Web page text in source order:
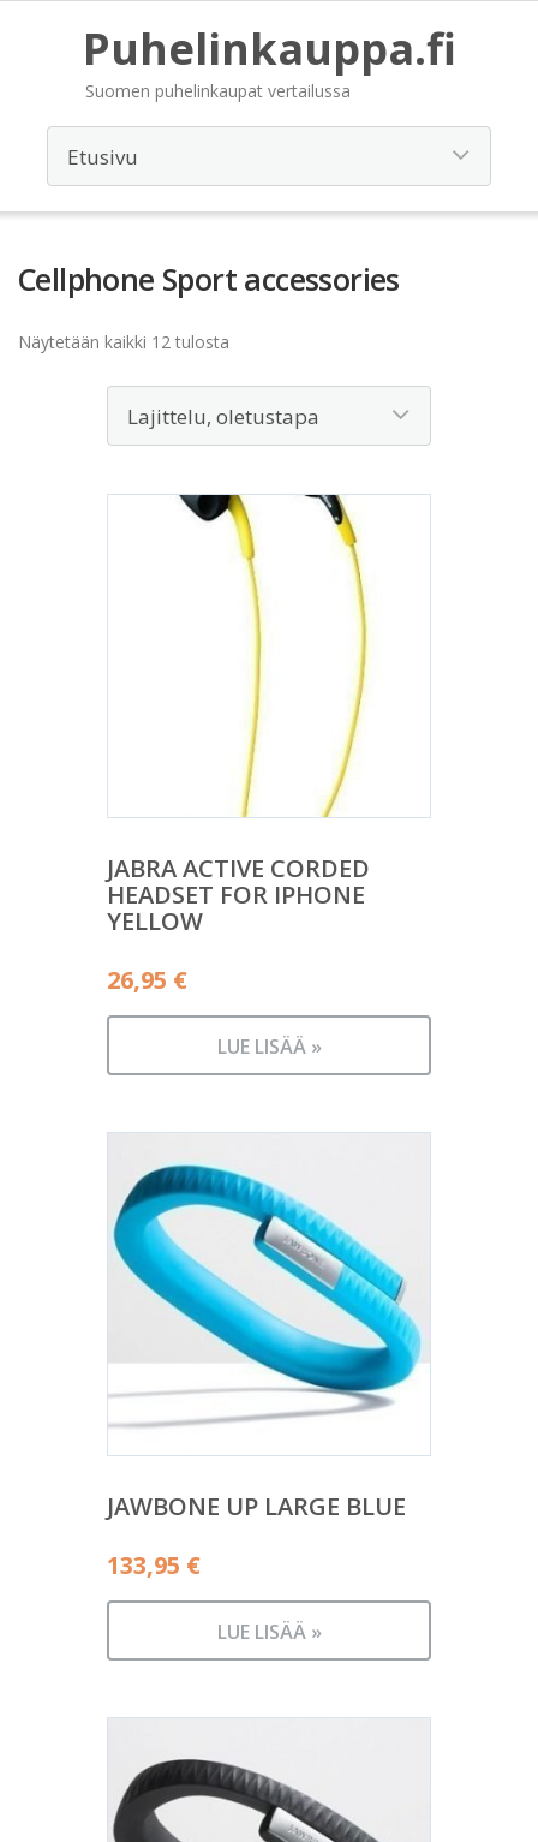
Puhelinkauppa.fi
Suomen puhelinkaupat vertailussa
Cellphone Sport accessories
Näytetään kaikki 12 tulosta
JABRA ACTIVE CORDED
HEADSET FOR IPHONE
YELLOW
26,95 €
LUE LISÄÄ »
JAWBONE UP LARGE BLUE
133,95 €
LUE LISÄÄ »